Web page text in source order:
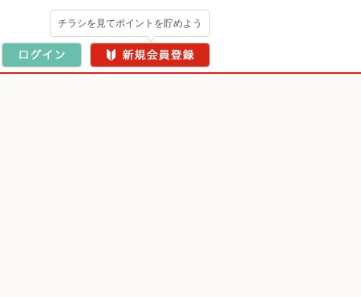
チラシを見てポイントを貯めよう